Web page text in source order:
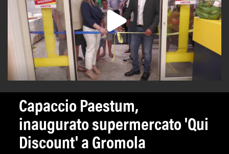
Capaccio Paestum,
inaugurato supermercato 'Qui
Discount' a Gromola